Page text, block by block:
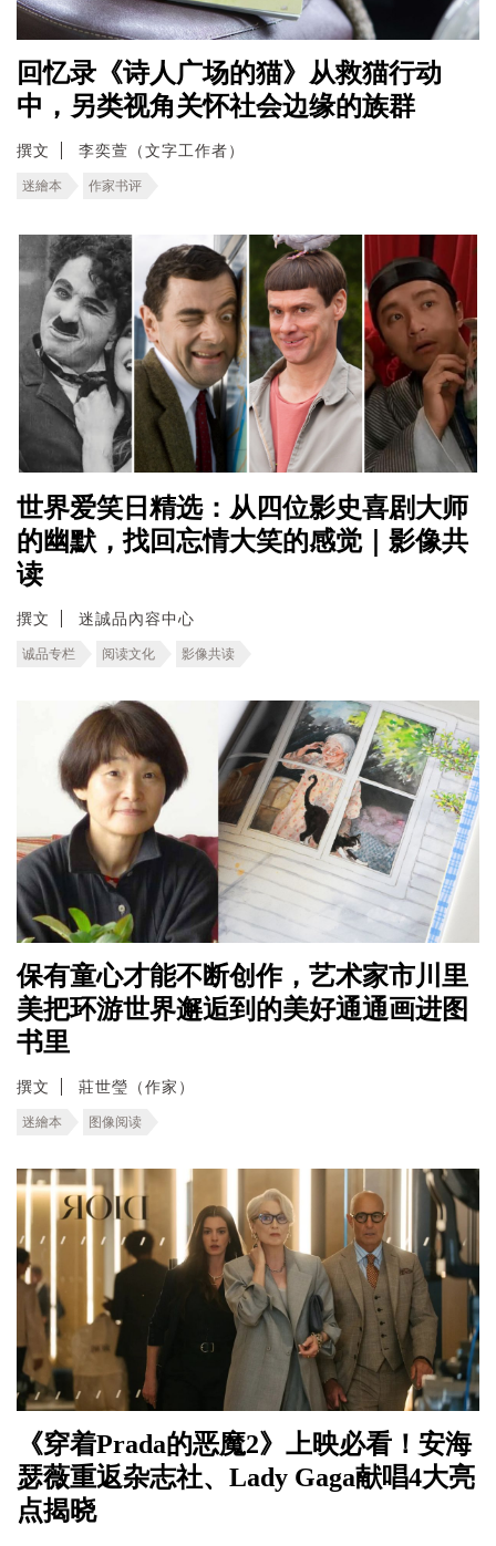
回忆录《诗人广场的猫》从救猫行动
中，另类视角关怀社会边缘的族群
撰文 李奕萱（文字工作者）
迷繪本 作家书评
世界爱笑日精选：从四位影史喜剧大师
的幽默，找回忘情大笑的感觉｜影像共
读
撰文 迷誠品內容中心
诚品专栏 阅读文化 影像共读
保有童心才能不断创作，艺术家市川里
美把环游世界邂逅到的美好通通画进图
书里
撰文 莊世瑩（作家）
迷繪本 图像阅读
《穿着Prada的恶魔2》上映必看！安海
瑟薇重返杂志社、Lady Gaga献唱4大亮
点揭晓